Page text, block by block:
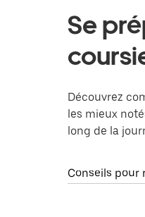
Se
Découvrez
les mieux
long de la
Conseils pour